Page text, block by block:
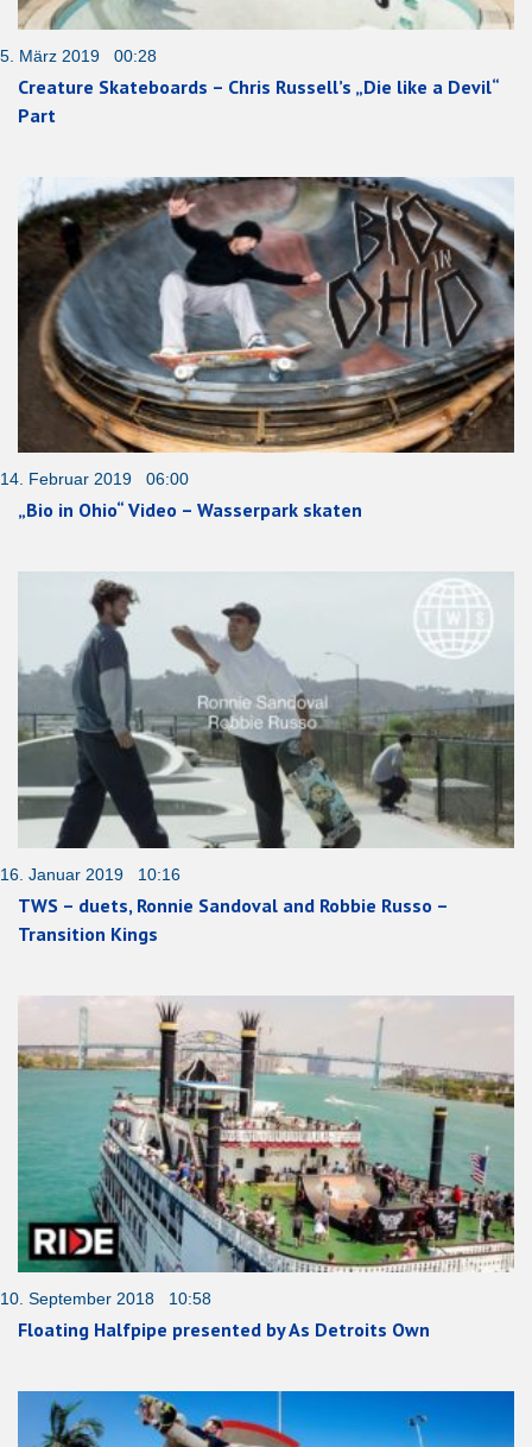
5. März 2019 00:28
Creature Skateboards – Chris Russell’s „Die like a Devil“
Part
14. Februar 2019 06:00
„Bio in Ohio“ Video – Wasserpark skaten
16. Januar 2019 10:16
TWS – duets, Ronnie Sandoval and Robbie Russo –
Transition Kings
10. September 2018 10:58
Floating Halfpipe presented by As Detroits Own